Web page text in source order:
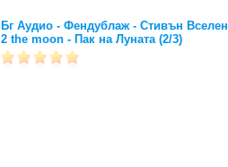
Бг Аудио - Фендублаж - Стивън
2 the moon - Пак на Луната (2/3)